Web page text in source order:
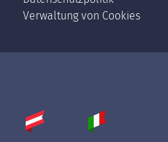
Verwaltung von Cookies